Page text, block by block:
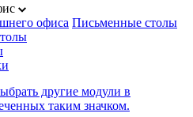
офиса Письменные столы
другие модули в
таким значком.